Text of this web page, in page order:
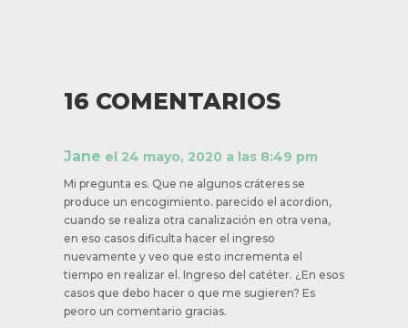
16 COMENTARIOS
Jane el 24 mayo, 2020 a las 8:49 pm
Mi pregunta es. Que ne algunos cráteres se
produce un encogimiento. parecido el acordion,
cuando se realiza otra canalización en otra vena,
en eso casos dificulta hacer el ingreso
nuevamente y veo que esto incrementa el
tiempo en realizar el. Ingreso del catéter. ¿En esos
casos que debo hacer o que me sugieren? Es
peoro un comentario gracias.